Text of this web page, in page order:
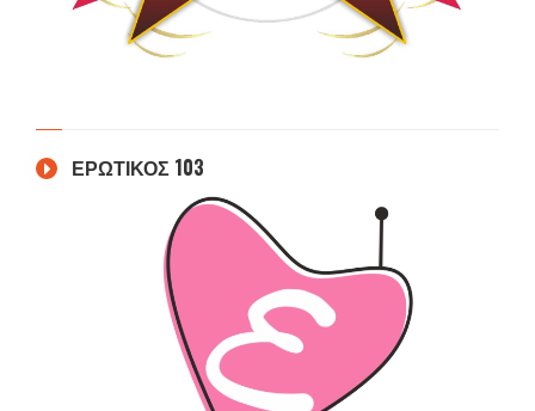
ΕΡΩΤΙΚΟΣ 103